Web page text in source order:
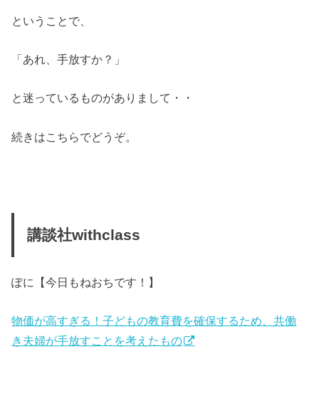
ということで、
「あれ、手放すか？」
と迷っているものがありまして・・
続きはこちらでどうぞ。
講談社withclass
ぽに【今日もねおちです！】
物価が高すぎる！子どもの教育費を確保するため、共働
き夫婦が手放すことを考えたもの